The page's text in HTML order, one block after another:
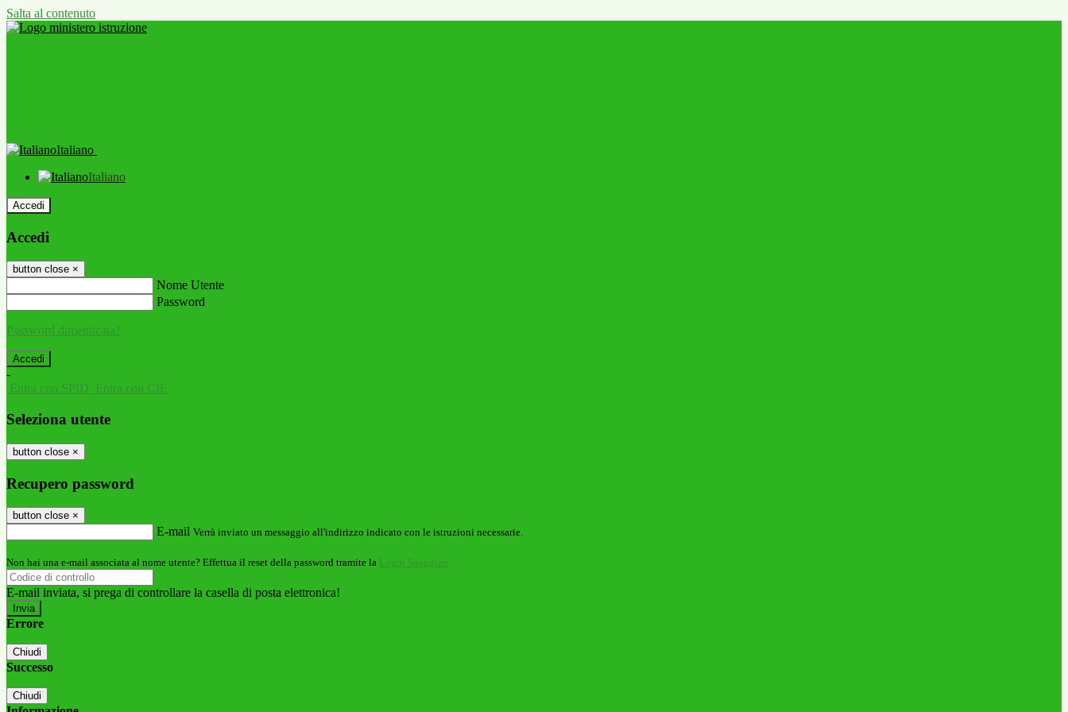
Salta al contenuto
Italiano
Italiano
Accedi
Accedi
button close ×
Nome Utente
Password
Password dimenticata?
-
Entra con SPID Entra con CIE
Seleziona utente
button close ×
Recupero password
button close ×
E-mail Verrà inviato un messaggio all'indirizzo indicato con le istruzioni necessarie.
Non hai una e-mail associata al nome utente? Effettua il reset della password tramite la Login Spaggiari
E-mail inviata, si prega di controllare la casella di posta elettronica!
Errore
Chiudi
Successo
Chiudi